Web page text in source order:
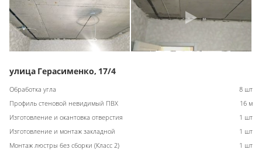
улица Герасименко, 17/4
Обработка угла
8 шт
Профиль стеновой невидимый ПВХ
16 м
Изготовление и окантовка отверстия
1 шт
Изготовление и монтаж закладной
1 шт
Монтаж люстры без сборки (Класс 2)
1 шт